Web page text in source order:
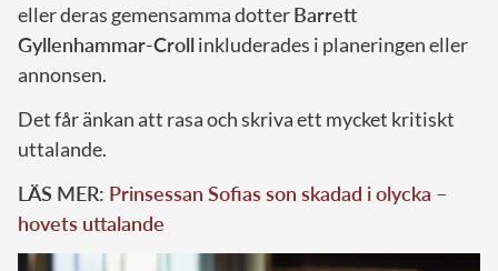
eller deras gemensamma dotterBarrett
Gyllenhammar-Crollinkluderades i planeringen eller
annonsen.
Det får änkan att rasa och skriva ett mycket kritiskt
uttalande.
LÄS MER: Prinsessan Sofias son skadad i olycka –
hovets uttalande